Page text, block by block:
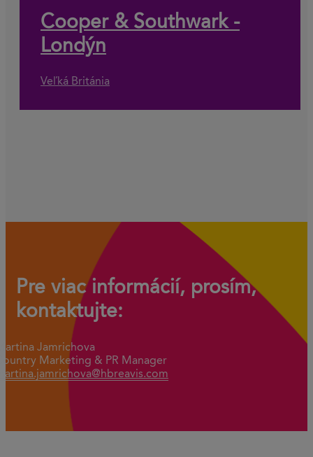
Cooper & Southwark -
Londýn
Veľká Británia
Pre viac informácií, prosím,
kontaktujte:
Jamrichova
Marketing & PR Manager